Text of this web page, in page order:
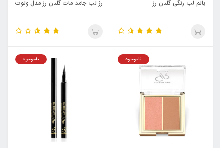
بالم لب رنگی گلدن رز
رژ لب جامد مات گلدن رز مدل ولوت
ناموجود ناموجود